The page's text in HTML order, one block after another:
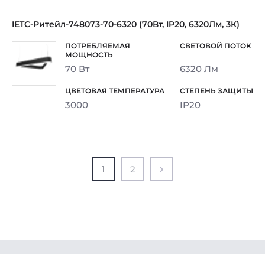
IETC-Ритейл-748073-70-6320 (70Вт, IP20, 6320Лм, 3К)
70 Вт 6320 Лм
3000 IP20
1 2